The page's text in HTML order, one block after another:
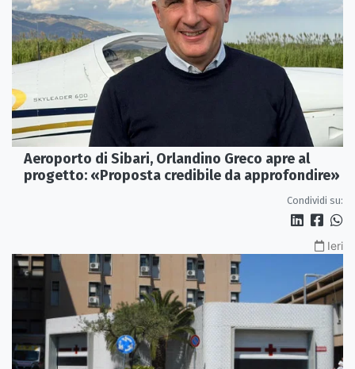
Aeroporto di Sibari, Orlandino Greco apre al
progetto: «Proposta credibile da approfondire»
Condividi su:
Ieri